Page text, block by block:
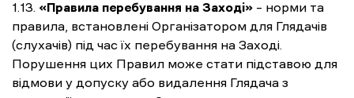
1.13. «Правила перебування на Заході» – норми та
правила, встановлені Організатором для Глядачів
(слухачів) під час їх перебування на Заході.
Порушення цих Правил може стати підставою для
відмови у допуску або видалення Глядача з